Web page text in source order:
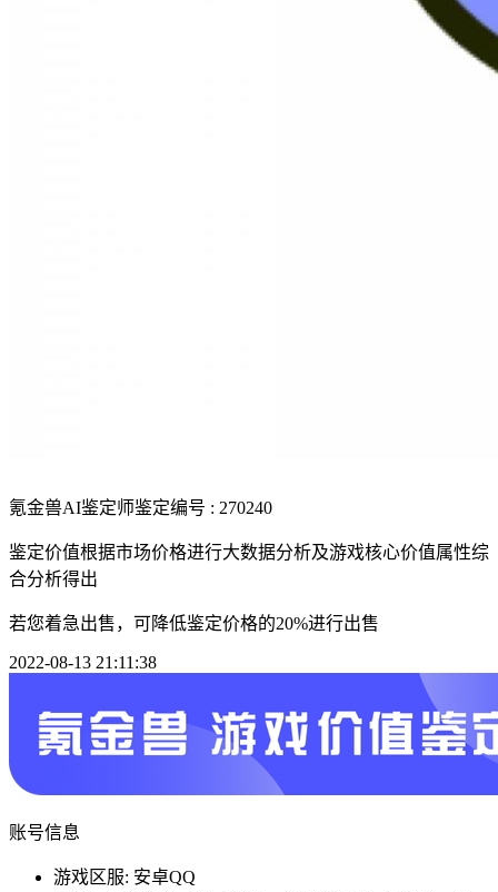
氪金兽AI鉴定师鉴定编号 : 270240
鉴定价值根据市场价格进行大数据分析及游戏核心价值属性综
合分析得出
若您着急出售，可降低鉴定价格的20%进行出售
2022-08-13 21:11:38
账号信息
游戏区服: 安卓QQ